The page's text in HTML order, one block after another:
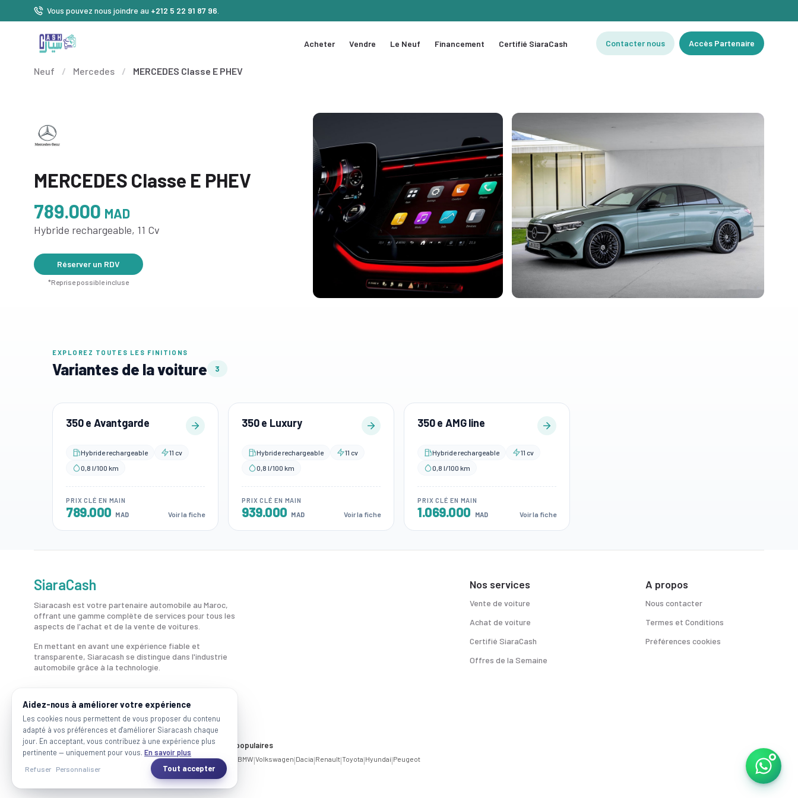
Vous pouvez nous joindre au +212 5 22 91 87 96
Acheter Vendre Le Neuf Financement Certifié SiaraCash Contacter nous Accès Partenaire
Neuf / Mercedes / MERCEDES Classe E PHEV
MERCEDES Classe E PHEV
789.000 MAD
Hybride rechargeable, 11 Cv
Réserver un RDV
*Reprise possible incluse
EXPLOREZ TOUTES LES FINITIONS
Variantes de la voiture 3
350 e Avantgarde
Hybride rechargeable
11 cv
0,8 l/100 km
PRIX CLÉ EN MAIN
789.000 MAD Voir la fiche
350 e Luxury
Hybride rechargeable
11 cv
0,8 l/100 km
PRIX CLÉ EN MAIN
939.000 MAD Voir la fiche
350 e AMG line
Hybride rechargeable
11 cv
0,8 l/100 km
PRIX CLÉ EN MAIN
1.069.000 MAD Voir la fiche
SiaraCash
Siaracash est votre partenaire automobile au Maroc,
offrant une gamme complète de services pour tous les
aspects de l'achat et de la vente de voitures.
En mettant en avant une expérience fiable et
transparente, Siaracash se distingue dans l'industrie
automobile grâce à la technologie.
Nos services
Vente de voiture
Achat de voiture
Certifié SiaraCash
Offres de la Semaine
A propos
Nous contacter
Termes et Conditions
Préférences cookies
Voitures par ville
Rabat Mohammadia Salé|Témara|Kénitra
Marques populaires
Mercedes BMW|Volkswagen|Dacia|Renault|Toyota|Hyundai|Peugeot
2026 SiaraCash - Tous les droits sont réservés
Aidez-nous à améliorer votre expérience
Les cookies nous permettent de vous proposer du contenu
adapté à vos préférences et d'améliorer Siaracash chaque
jour. En acceptant, vous contribuez à une expérience plus
pertinente — uniquement pour vous. En savoir plus
Refuser Personnaliser Tout accepter